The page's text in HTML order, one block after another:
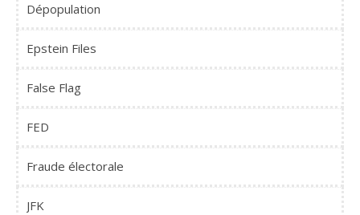
Dépopulation
Epstein Files
False Flag
FED
Fraude électorale
JFK